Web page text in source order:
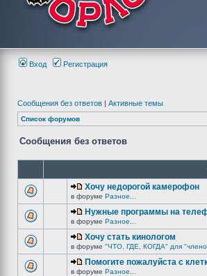
Вход Регистрация
Сообщения без ответов | Активные темы
Список форумов
Сообщения без ответов
Хочу недорогой камерофон
в форуме Разное...
Нужные программы на
в форуме Разное...
Хочу стать кинологом
в форуме "ЧТО, ГДЕ, КОГДА" для
Помогите пожалуйста с
в форуме Разное...